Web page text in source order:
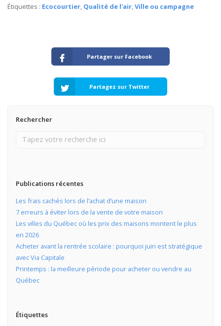
Étiquettes : Ecocourtier, Qualité de l'air,Ville ou campagne
Partager sur Facebook
Partagez sur Twitter
Rechercher
Publications récentes
Les frais cachés lors de l’achat d’une maison
7 erreurs à éviter lors de la vente de votre maison
Les villes du Québec où les prix des maisons montent le plus
en 2026
Acheter avant la rentrée scolaire : pourquoi juin est stratégique
avec Via Capitale
Printemps : la meilleure période pour acheter ou vendre au
Québec
Étiquettes